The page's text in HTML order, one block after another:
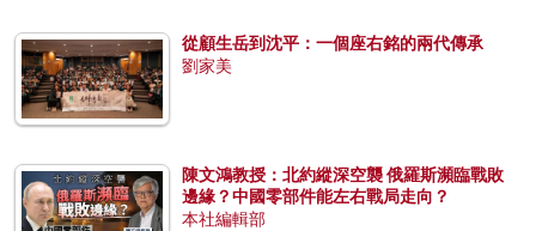
從顧生岳到沈平：一個座右銘的兩代傳承
劉家美
陳文鴻教授：北約縱深空襲 俄羅斯瀕臨戰敗
邊緣？中國零部件能左右戰局走向？
本社編輯部